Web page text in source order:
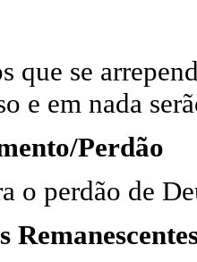
que se
e em nada
Perdão
o perdão de